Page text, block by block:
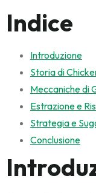
Indice
Introduzione
Storia di
Meccaniche di
Estrazione e
Strategia e
Conclusione